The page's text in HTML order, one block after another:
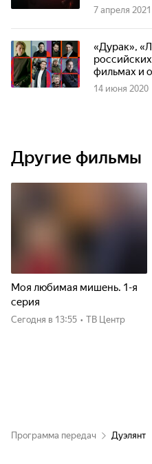
7 апреля 2021
«Дурак»,
фильмах и
14 июня 2020
Другие фильмы
Моя любимая мишень. 1-я
серия
Сегодня в 13:55 • ТВ Центр
Программа передач Дуэлянт